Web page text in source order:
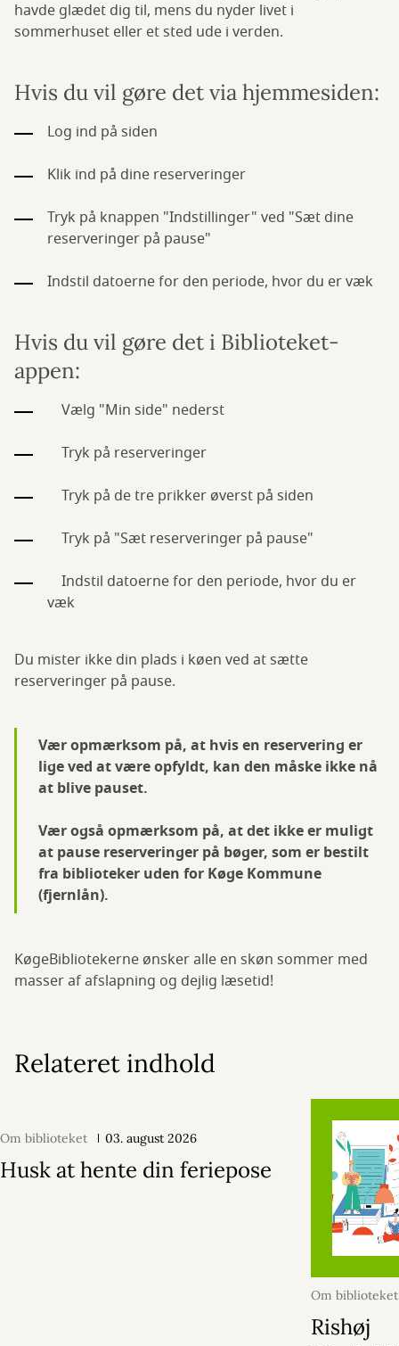
havde glædet dig til, mens du nyder livet i
sommerhuset eller et sted ude i verden.
Hvis du vil gøre det via hjemmesiden:
Log ind på siden
Klik ind på dine reserveringer
Tryk på knappen "Indstillinger" ved "Sæt dine
reserveringer på pause"
Indstil datoerne for den periode, hvor du er væk
Hvis du vil gøre det i Biblioteket-
appen:
Vælg "Min side" nederst
Tryk på reserveringer
Tryk på de tre prikker øverst på siden
Tryk på "Sæt reserveringer på pause"
Indstil datoerne for den periode, hvor du er
væk
Du mister ikke din plads i køen ved at sætte
reserveringer på pause.
Vær opmærksom på, at hvis en reservering er
lige ved at være opfyldt, kan den måske ikke nå
at blive pauset.
Vær også opmærksom på, at det ikke er muligt
at pause reserveringer på bøger, som er bestilt
fra biblioteker uden for Køge Kommune
(fjernlån).
KøgeBibliotekerne ønsker alle en skøn sommer med
masser af afslapning og dejlig læsetid!
Relateret indhold
Om biblioteket 03. august 2026
Husk at hente din feriepose
Om biblioteket
2026
Rishøj